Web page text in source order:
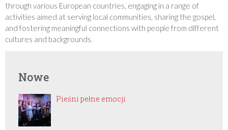
through various European countries, engaging in a range of
activities aimed at serving local communities, sharing the gospel,
and fostering meaningful connections with people from different
cultures and backgrounds.
Nowe
Pieśni pełne emocji